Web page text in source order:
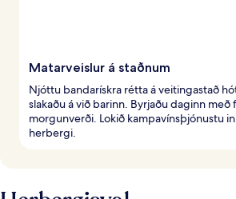
Matarveislur á staðnum
Njóttu bandarískra rétta á veitingastað
slakaðu á við barinn. Byrjaðu daginn með
morgunverði. Lokið kampavínsþjónustu
herbergi.